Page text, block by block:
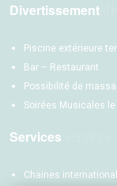
Divertissement
Piscine extérieure
Bar – Restaurant
Possibilité de
Soirées Musicales
Services
Chaines